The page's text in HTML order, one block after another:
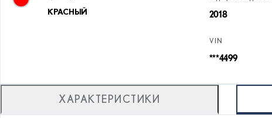
КРАСНЫЙ 2018
VIN
***4499
ХАРАКТЕРИСТИКИ